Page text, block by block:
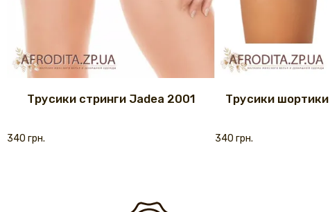
Трусики стринги Jadea 2001
340 грн.
Трусики
340 грн.